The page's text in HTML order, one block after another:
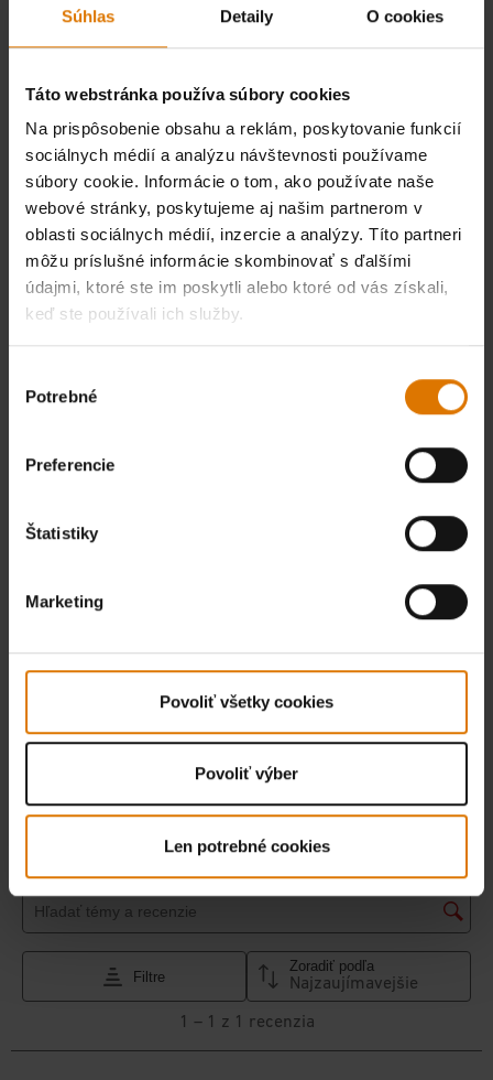
Súhlas Detaily O cookies
Táto webstránka používa súbory cookies
Na prispôsobenie obsahu a reklám, poskytovanie funkcií
sociálnych médií a analýzu návštevnosti používame
súbory cookie. Informácie o tom, ako používate naše
webové stránky, poskytujeme aj našim partnerom v
oblasti sociálnych médií, inzercie a analýzy. Títo partneri
môžu príslušné informácie skombinovať s ďalšími
údajmi, ktoré ste im poskytli alebo ktoré od vás získali,
keď ste používali ich služby.
súhlasu
Potrebné
Preferencie
Štatistiky
Marketing
Povoliť všetky cookies
Povoliť výber
Len potrebné cookies